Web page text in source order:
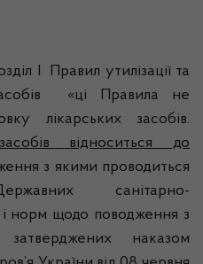
I Правил утилізації та
«ці Правила не
лікарських засобів.
відноситься до
з якими проводиться
санітарно-
і норм щодо поводження з
наказом